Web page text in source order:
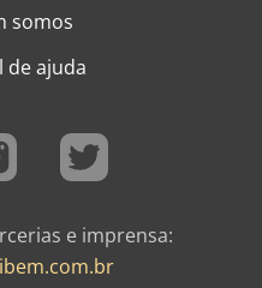
somos
de ajuda
e imprensa: